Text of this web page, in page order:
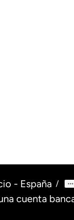
- España /
cuenta